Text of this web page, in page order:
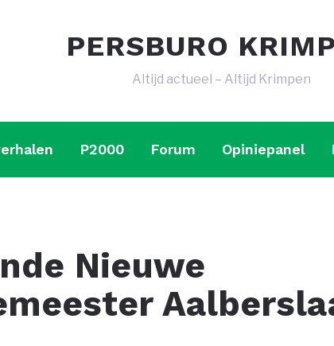
PERSBURO
Altijd actueel – Altijd Krimpen
P2000 Forum Opiniepanel
Nieuwe